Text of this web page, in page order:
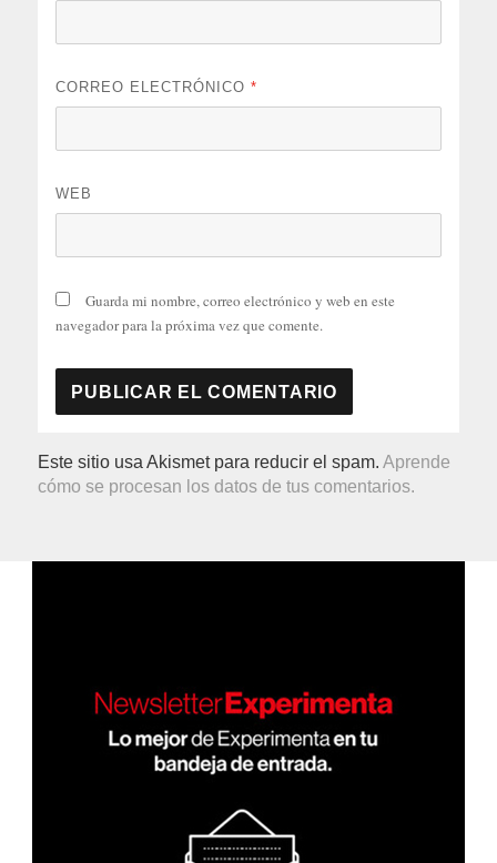
CORREO ELECTRÓNICO*
WEB
Guarda mi nombre, correo electrónico y web en este
navegador para la próxima vez que comente.
Este sitio usa Akismet para reducir el spam.Aprende
cómo se procesan los datos de tus comentarios.